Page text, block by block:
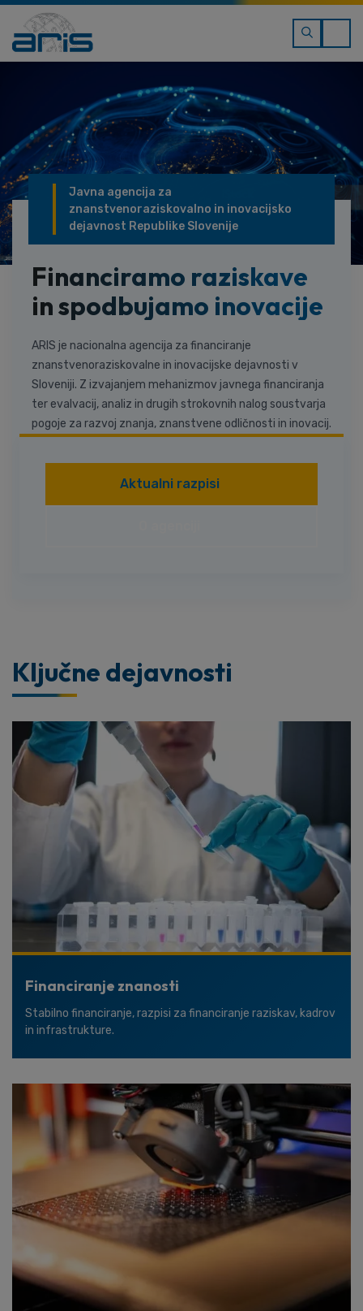
Javna agencija za
znanstvenoraziskovalno in inovacijsko
dejavnost Republike Slovenije
Financiramo raziskave
in spodbujamo inovacije
ARIS je nacionalna agencija za financiranje
znanstvenoraziskovalne in inovacijske dejavnosti v
Sloveniji. Z izvajanjem mehanizmov javnega financiranja
ter evalvacij, analiz in drugih strokovnih nalog soustvarja
pogoje za razvoj znanja, znanstvene odličnosti in inovacij.
Aktualni razpisi
Ključne dejavnosti
Financiranje znanosti
Stabilno financiranje, razpisi za financiranje raziskav, kadrov
in infrastrukture.